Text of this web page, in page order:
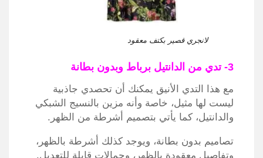
لانجري قصير بكتف معقود
3- تدي من الدانتيل برباط وبدون بطانة
مع هذا التدي الأنيق يمكنك أن تحصدي جاذبية
ليست لها مثيل، خاصة وأنه مزين بالنسيج الشبكي
والدانتيل، كما يأتي بتصميم أشرطة من الظهر.
تصاميم بدون بطانة، ويوجد كذلك أشرطة بالظهر،
وتفاصيل معقودة بالظهر، وحمالات قابلة للتعديل.